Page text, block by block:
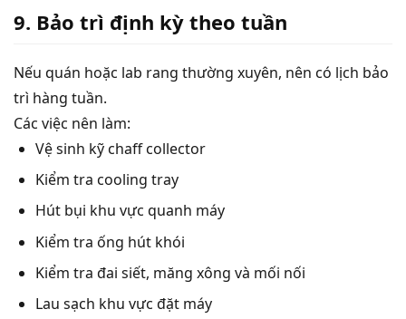
9. Bảo trì định kỳ theo tuần
Nếu quán hoặc lab rang thường xuyên, nên có lịch bảo
trì hàng tuần.
Các việc nên làm:
Vệ sinh kỹ chaff collector
Kiểm tra cooling tray
Hút bụi khu vực quanh máy
Kiểm tra ống hút khói
Kiểm tra đai siết, măng xông và mối nối
Lau sạch khu vực đặt máy